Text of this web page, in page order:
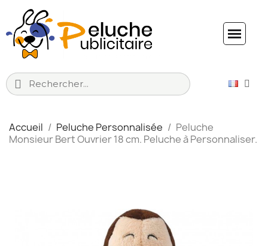
Accueil Peluche Personnalisée
Peluche
Monsieur Bert Ouvrier 18 cm. Peluche à Personnaliser.